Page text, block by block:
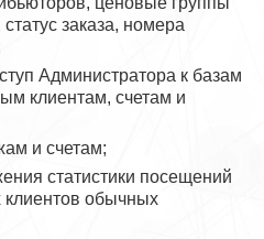
заказа, номера
Администратора к базам
клиентам, счетам и
и счетам;
статистики посещений
клиентов обычных